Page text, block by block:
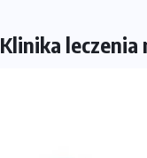
Klinika leczenia